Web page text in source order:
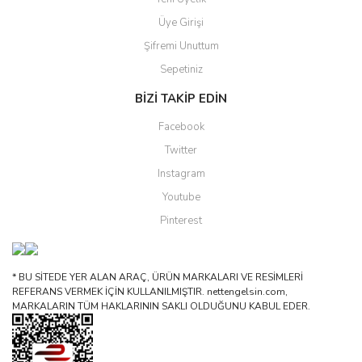
Üye Girişi
Şifremi Unuttum
Sepetiniz
BİZİ TAKİP EDİN
Facebook
Twitter
Instagram
Youtube
Pinterest
* BU SİTEDE YER ALAN ARAÇ, ÜRÜN MARKALARI VE RESİMLERİ
REFERANS VERMEK İÇİN KULLANILMIŞTIR. nettengelsin.com,
MARKALARIN TÜM HAKLARININ SAKLI OLDUĞUNU KABUL EDER.